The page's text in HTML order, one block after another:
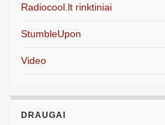
Radiocool.lt rinktiniai
StumbleUpon
Video
DRAUGAI